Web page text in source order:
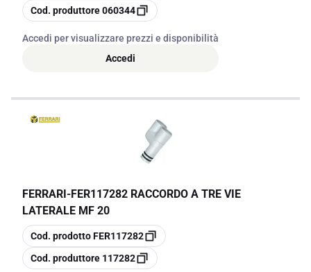
copia
Cod. produttore060344
Accedi per visualizzare prezzi e disponibilità
Accedi
FERRARI-FER117282 RACCORDO A TRE VIE
LATERALE MF 20
copia
Cod. prodottoFER117282
copia
Cod. produttore 117282